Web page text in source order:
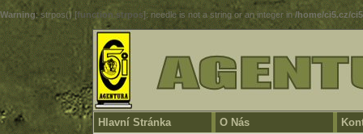
Warning: strpos() [function.strpos]: needle is not a string or an integer in/home/ci5.cz/
Hlavní Stránka O Nás